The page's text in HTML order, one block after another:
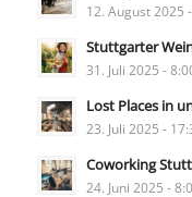
12. August 2025
Stuttgarter
31. Juli 2025 -
Lost Places in
23. Juli 2025 -
Coworking
24. Juni 2025 -